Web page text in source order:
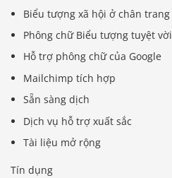
Biểu tượng xã hội ở chân trang
Phông chữ Biểu tượng tuyệt vời
Hỗ trợ phông chữ của Google
Mailchimp tích hợp
Sẵn sàng dịch
Dịch vụ hỗ trợ xuất sắc
Tài liệu mở rộng
Tín dụng